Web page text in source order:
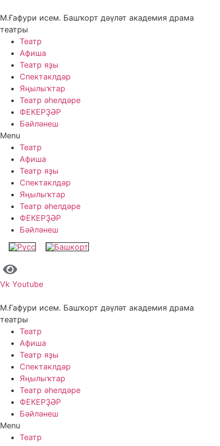
to
content
М.Ғафури исем. Башҡорт дәүләт академия драма
театры
Театр
Афиша
Театр яҙы
Спектаклдәр
Яңылыҡтар
Театр әһелдәре
ФЕКЕРҘӘР
Бәйләнеш
Menu
Театр
Афиша
Театр яҙы
Спектаклдәр
Яңылыҡтар
Театр әһелдәре
ФЕКЕРҘӘР
Бәйләнеш
Vk Youtube
М.Ғафури исем. Башҡорт дәүләт академия драма
театры
Театр
Афиша
Театр яҙы
Спектаклдәр
Яңылыҡтар
Театр әһелдәре
ФЕКЕРҘӘР
Бәйләнеш
Menu
Театр